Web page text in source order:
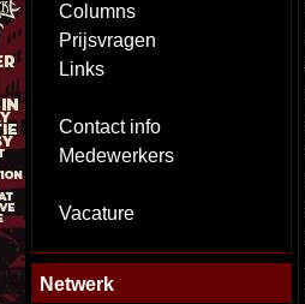
Columns
Prijsvragen
Links
Contact info
Medewerkers
Vacature
Netwerk